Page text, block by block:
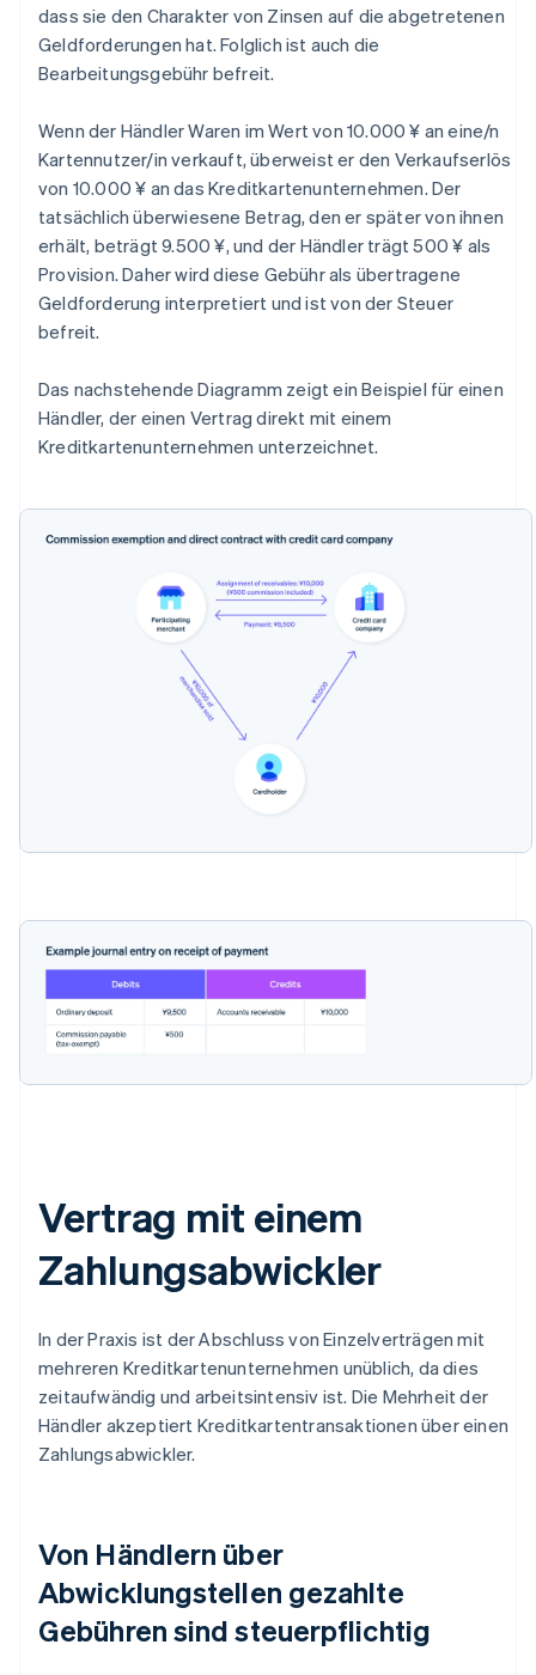
dass sie den Charakter von Zinsen auf die abgetretenen
Geldforderungen hat. Folglich ist auch die
Bearbeitungsgebühr befreit.
Wenn der Händler Waren im Wert von 10.000 ¥ an eine/n
Kartennutzer/in verkauft, überweist er den Verkaufserlös
von 10.000 ¥ an das Kreditkartenunternehmen. Der
tatsächlich überwiesene Betrag, den er später von ihnen
erhält, beträgt 9.500 ¥, und der Händler trägt 500 ¥ als
Provision. Daher wird diese Gebühr als übertragene
Geldforderung interpretiert und ist von der Steuer
befreit.
Das nachstehende Diagramm zeigt ein Beispiel für einen
Händler, der einen Vertrag direkt mit einem
Kreditkartenunternehmen unterzeichnet.
Vertrag mit einem
Zahlungsabwickler
In der Praxis ist der Abschluss von Einzelverträgen mit
mehreren Kreditkartenunternehmen unüblich, da dies
zeitaufwändig und arbeitsintensiv ist. Die Mehrheit der
Händler akzeptiert Kreditkartentransaktionen über einen
Zahlungsabwickler.
Von Händlern über
Abwicklungstellen gezahlte
Gebühren sind steuerpflichtig